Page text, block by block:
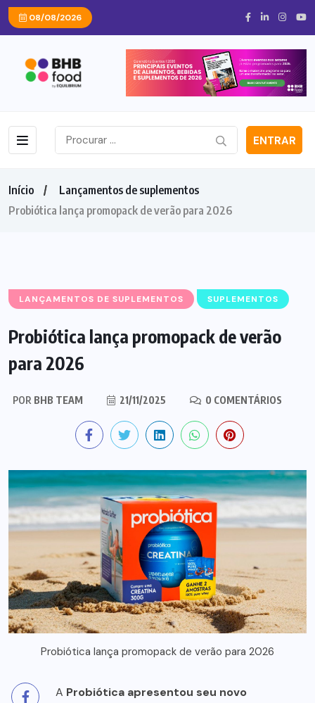
08/08/2026
ENTRAR
Início
Lançamentos de suplementos
Probiótica lança promopack de verão para 2026
LANÇAMENTOS DE SUPLEMENTOS SUPLEMENTOS
Probiótica lança promopack de verão
para 2026
POR BHB TEAM 21/11/2025 0 COMENTÁRIOS
Probiótica lança promopack de verão para 2026
A Probiótica apresentou seu novo